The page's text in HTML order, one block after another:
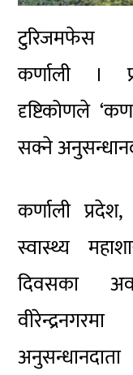
टुरिजमफेस
कर्णाली ।
दृष्टिकोणले
सक्ने
कर्णाली
स्वास्थ्य
दिवसका